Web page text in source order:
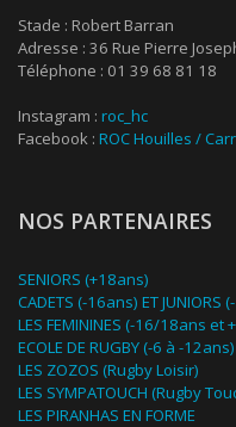
Stade : Robert Barran
Adresse : 36 Rue Pierre
Téléphone : 01 39 68 81 18
Instagram : roc_hc
Facebook : ROC Houilles /
NOS PARTENAIRES
SENIORS (+18ans)
CADETS (-16ans) ET JUNIORS
LES FEMININES (-16/18ans et
ECOLE DE RUGBY (-6 à -
LES ZOZOS (Rugby Loisir)
LES SYMPATOUCH (Rugby
LES PIRANHAS EN FORME